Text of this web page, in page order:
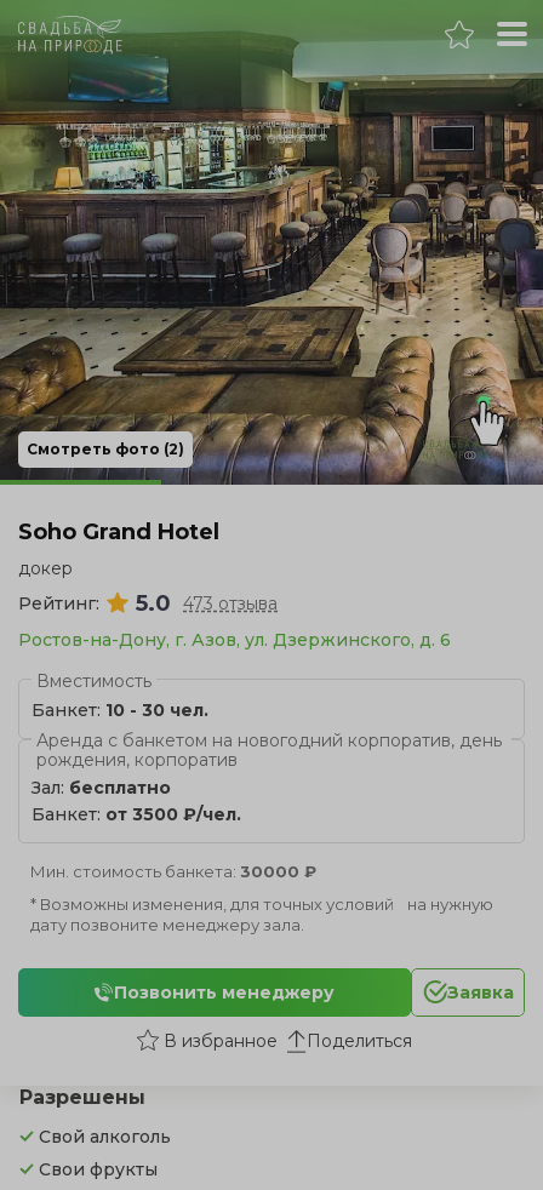
Ростов-на-Дону
Банкет
Свадьба
День рождения
Выпускной
Корпоратив
Смотреть фото (2)
Разрешены
Свой алкоголь
Свои фрукты
Soho Grand Hotel
докер
Рейтинг:
5.0
473 отзыва
Ростов-на-Дону, г. Азов, ул. Дзержинского, д. 6
Вместимость
Банкет: 10 - 30 чел.
Аренда с банкетом на новогодний корпоратив, день
рождения, корпоратив
Зал: бесплатно
Банкет: от 3500 ₽/чел.
Мин. стоимость банкета: 30000 ₽
* Возможны изменения, для точных условий на нужную
дату позвоните менеджеру зала.
Позвонить менеджеру Заявка
Поделиться